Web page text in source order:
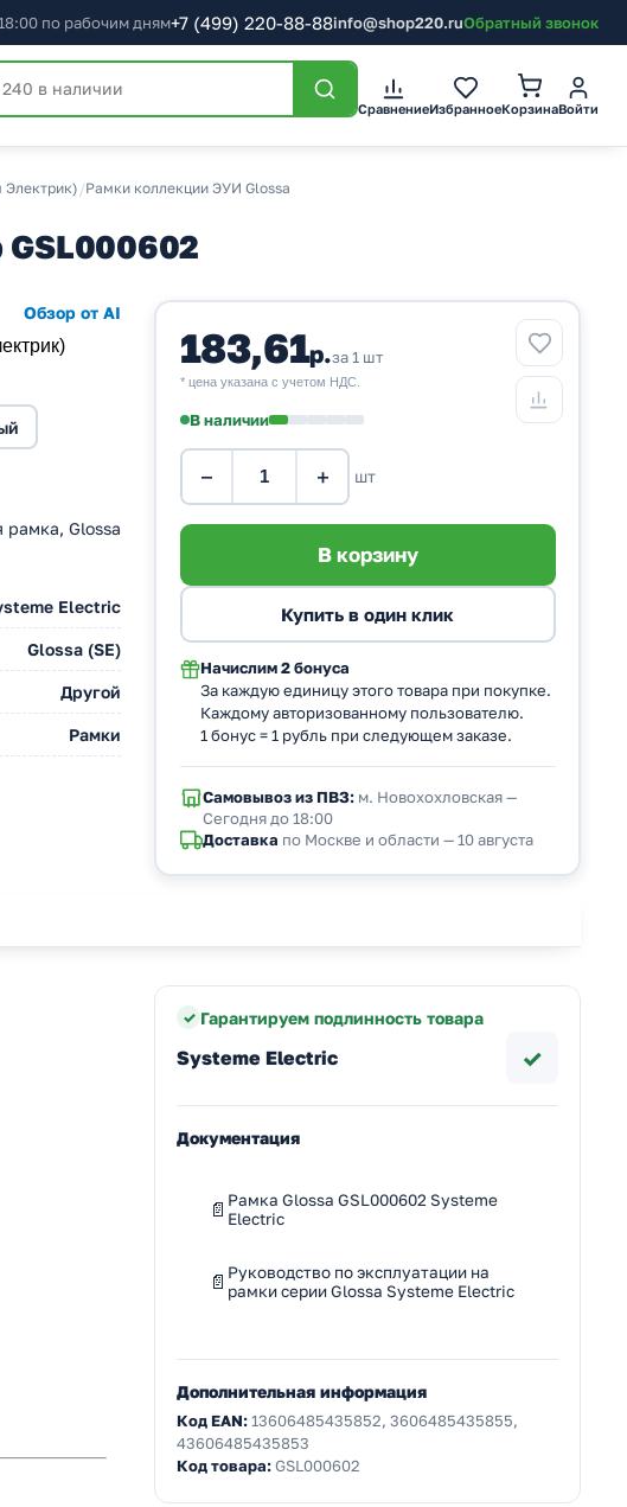
по рабочим дням+7 (499) 220-88-88info@shop220.ruОбратный звонок
СравнениеИзбранноеКорзинаВойти
/Рамки коллекции ЭУИ Glossa
GSL000602
Обзор от AI
рамка, Glossa
Electric
Glossa (SE)
Другой
Рамки
183,61р.за 1 шт
* цена указана с учетом НДС.
В наличии
− + шт
Начислим 2 бонуса
За каждую единицу этого товара при покупке.
Каждому авторизованному пользователю.
1 бонус = 1 рубль при следующем заказе.
Самовывоз из ПВЗ:м. Новохохловская —
Сегодня до 18:00
Доставка по Москве и области — 10 августа
Гарантируем подлинность товара
Systeme Electric ✓
Документация
Рамка Glossa GSL000602 Systeme
Electric
Руководство по эксплуатации на
рамки серии Glossa Systeme Electric
Дополнительная информация
Код EAN:13606485435852, 3606485435855,
43606485435853
Код товара:GSL000602